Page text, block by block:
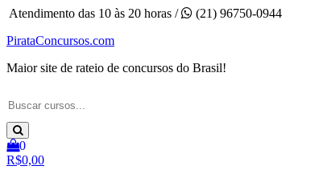
Pular
o
Atendimento das 10 às 20 horas /
(21) 96750-0944
PirataConcursos.com
Maior site de rateio de concursos do Brasil!
0
R$0,00